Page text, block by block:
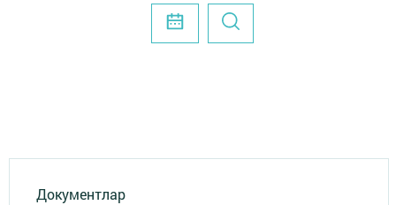
Документлар